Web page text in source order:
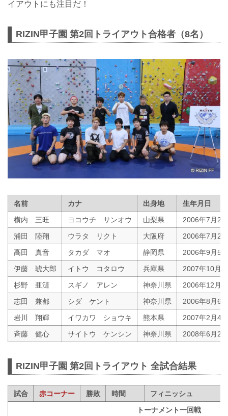
イアウトにも注目だ！
RIZIN甲子園 第2回トライアウト合格者（8名）
名前 カナ 出身地
生年月日
横内 三旺
ヨコウチ サンオウ 山梨県
2006年7月23
浦田 陸翔
ウラタ リクト 大阪府
2006年7月21
高田 真音
タカダ マオ 静岡県
2006年9月5日
伊藤 琥大郎
イトウ コタロウ 兵庫県
2007年10月
杉野 亜漣
スギノ アレン 神奈川県
2006年12月
志田 兼都
シダ ケント 神奈川県
2006年8月6日
岩川 翔輝
イワカワ ショウキ 熊本県
2007年2月4日
斉藤 健心
サイトウ ケンシン 神奈川県 2008年6月24
RIZIN甲子園 第2回トライアウト 全試合結果
試合 赤コーナー 勝敗 時間
フィニッシュ
トーナメント一回戦